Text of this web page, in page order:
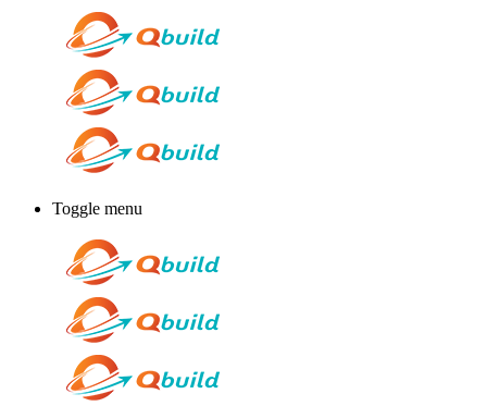
Toggle menu